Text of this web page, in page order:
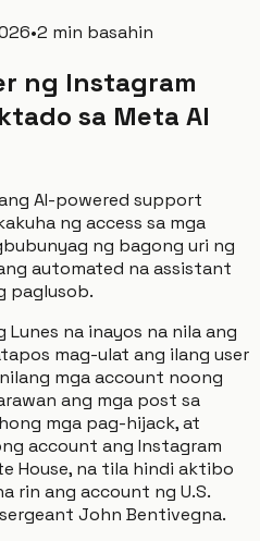
•2 min basahin
ng Instagram
sa Meta AI
AI-powered support
ng access sa mga
ng bagong uri ng
automated na assistant
paglusob.
na inayos na nila ang
mag-ulat ang ilang user
mga account noong
ang mga post sa
mga pag-hijack, at
account ang Instagram
House, na tila hindi aktibo
rin ang account ng U.S.
John Bentivegna.